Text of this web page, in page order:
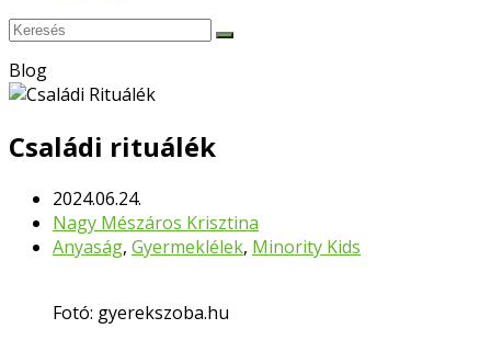
Keresés
Submit
Blog
Családi rituálék
2024.06.24.
Nagy Mészáros Krisztina
Anyaság, Gyermeklélek, Minority Kids
Fotó: gyerekszoba.hu